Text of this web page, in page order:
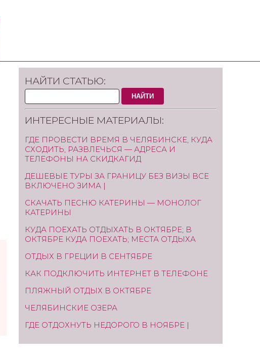
НАЙТИ СТАТЬЮ:
НАЙТИ
ИНТЕРЕСНЫЕ МАТЕРИАЛЫ:
ГДЕ ПРОВЕСТИ ВРЕМЯ В ЧЕЛЯБИНСКЕ, КУДА
СХОДИТЬ, РАЗВЛЕЧЬСЯ — АДРЕСА И
ТЕЛЕФОНЫ НА СКИДКАГИД
ДЕШЕВЫЕ ТУРЫ ЗА ГРАНИЦУ БЕЗ ВИЗЫ ВСЕ
ВКЛЮЧЕНО ЗИМА |
СКАЧАТЬ ПЕСНЮ КАТЕРИНЫ — МОНОЛОГ
КАТЕРИНЫ
КУДА ПОЕХАТЬ ОТДЫХАТЬ В ОКТЯБРЕ; В
ОКТЯБРЕ КУДА ПОЕХАТЬ; МЕСТА ОТДЫХА
ОТДЫХ В ГРЕЦИИ В СЕНТЯБРЕ
КАК ПОДКЛЮЧИТЬ ИНТЕРНЕТ В ТЕЛЕФОНЕ
ПЛЯЖНЫЙ ОТДЫХ В ОКТЯБРЕ
ЧЕЛЯБИНСКИЕ ОЗЕРА
ГДЕ ОТДОХНУТЬ НЕДОРОГО В НОЯБРЕ |